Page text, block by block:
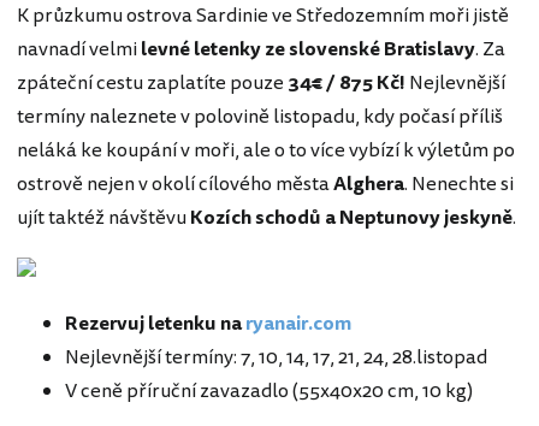
K průzkumu ostrova Sardinie ve Středozemním moři jistě
navnadí velmilevné letenky ze slovenské Bratislavy. Za
zpáteční cestu zaplatíte pouze 34€ / 875 Kč! Nejlevnější
termíny naleznete v polovině listopadu, kdy počasí příliš
neláká ke koupání v moři, ale o to více vybízí k výletům po
ostrově nejen v okolí cílového městaAlghera. Nenechte si
ujít taktéž návštěvuKozích schodů a Neptunovy jeskyně.
Rezervuj letenku naryanair.com
Nejlevnější termíny: 7, 10, 14, 17, 21, 24, 28.listopad
V ceně příruční zavazadlo (55x40x20 cm, 10 kg)